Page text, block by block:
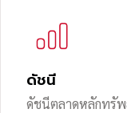
ดัชนี
ดัชนีตลาดหลักทรัพ